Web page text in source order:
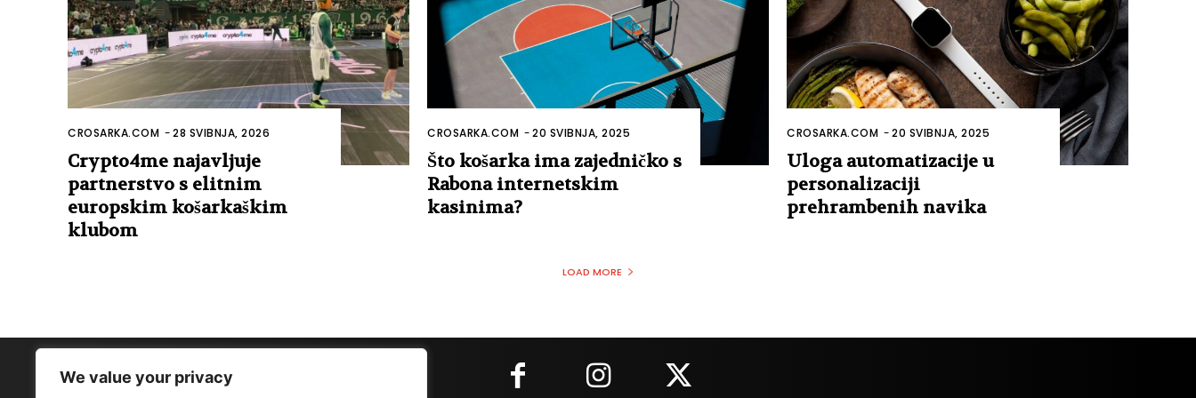
We value your privacy
CROSARKA.COM -28 SVIBNJA, 2026
Crypto4me najavljuje
partnerstvo s elitnim
europskim košarkaškim
klubom
CROSARKA.COM -20 SVIBNJA, 2025
Što košarka ima zajedničko s
Rabona internetskim
kasinima?
CROSARKA.COM -20 SVIBNJA, 2025
Uloga automatizacije u
personalizaciji
prehrambenih navika
LOAD MORE